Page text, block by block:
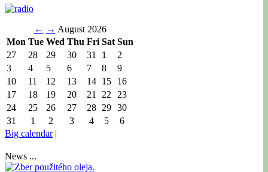
← → August 2026
Mon Tue Wed Thu Fri Sat Sun
27
28 29 30 31 1
2
3
4 5 6 7 8
9
10
11 12 13 14 15
16
17
18 19 20 21 22
23
24
25 26 27 28 29 30
31
1 2 3 4 5
6
Big calendar|
News ...